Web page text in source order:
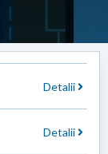
Detalii
Detalii